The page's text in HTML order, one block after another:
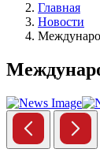
Главная
Новости